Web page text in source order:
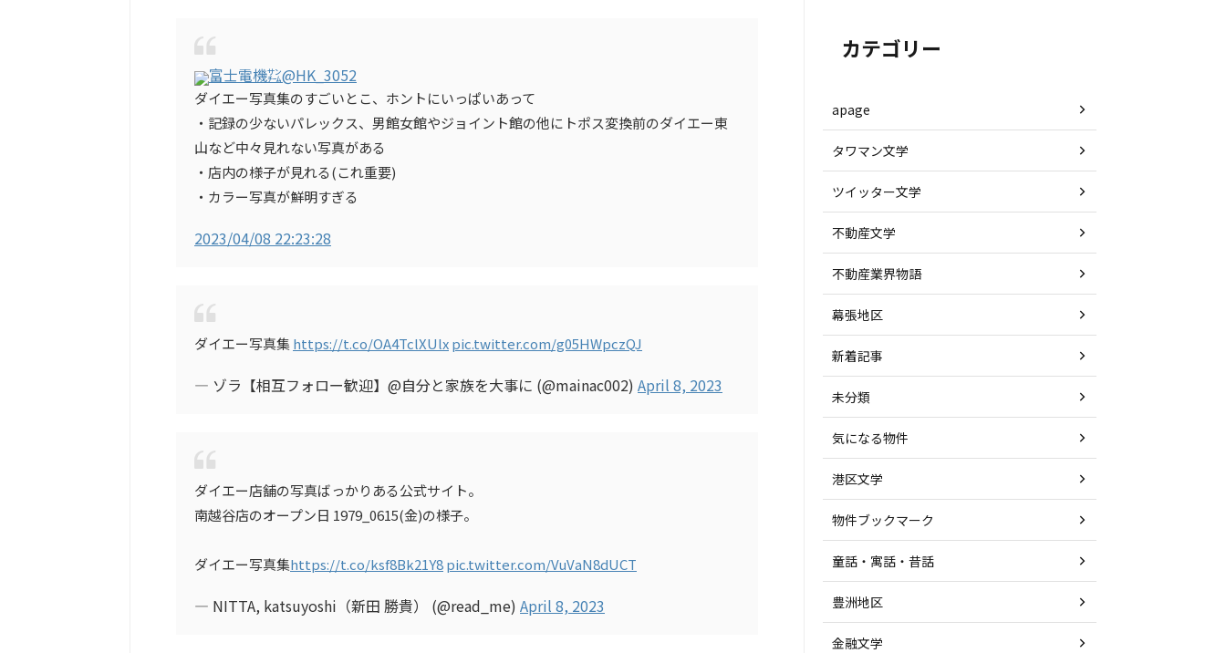
富士電機㌠@HK_3052
ダイエー写真集のすごいとこ、ホントにいっぱいあって
・記録の少ないパレックス、男館女館やジョイント館の他にトポス変換前のダイエー東
山など中々見れない写真がある
・店内の様子が見れる(これ重要)
・カラー写真が鮮明すぎる
2023/04/08 22:23:28
ダイエー写真集https://t.co/OA4TclXUlxpic.twitter.com/g05HWpczQJ
— ゾラ【相互フォロー歓迎】@自分と家族を大事に (@mainac002) April 8, 2023
ダイエー店舗の写真ばっかりある公式サイト。
南越谷店のオープン日 1979_0615(金)の様子。
ダイエー写真集https://t.co/ksf8Bk21Y8pic.twitter.com/VuVaN8dUCT
— NITTA, katsuyoshi（新田 勝貴） (@read_me) April 8, 2023
カテゴリー
apage
タワマン文学
ツイッター文学
不動産文学
不動産業界物語
幕張地区
新着記事
未分類
気になる物件
港区文学
物件ブックマーク
童話・寓話・昔話
豊洲地区
金融文学